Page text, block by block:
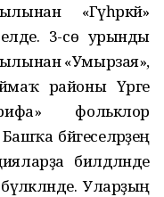
«Гәүһәркәй»
3-сө урынды
«Умырзая»,
районы Үрге
фольклор
бәйгеселәрҙең
билдәләнде
Уларҙың